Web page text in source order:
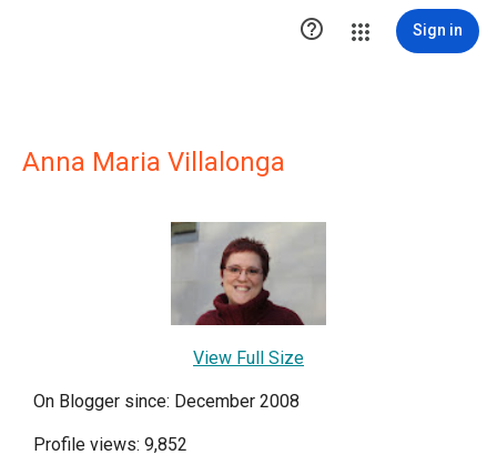
 Sign in
Anna Maria Villalonga
View Full Size
On Blogger since: December 2008
Profile views: 9,852